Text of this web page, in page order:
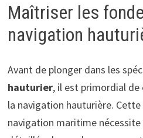
Maîtriser les
navigation
Avant de plonger dans les
hauturier, il est primordial de
la navigation hauturière.
navigation maritime nécessite